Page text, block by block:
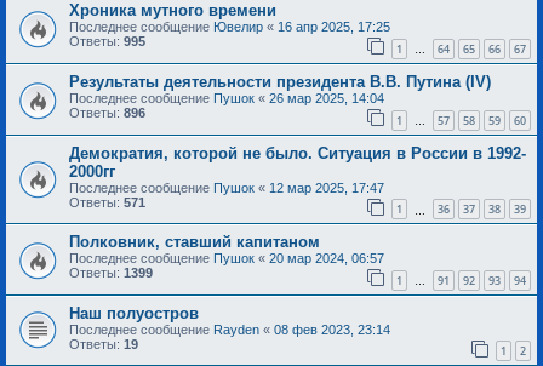
Хроника мутного времени
Последнее сообщение Ювелир « 16 апр 2025, 17:25
Ответы: 995 1 … 64 65 66 67
Результаты деятельности президента В.В. Путина (IV)
Последнее сообщение Пушок « 26 мар 2025, 14:04
Ответы: 896 1 … 57 58 59 60
Демократия, которой не было. Ситуация в России в 1992-
2000гг
Последнее сообщение Пушок « 12 мар 2025, 17:47
Ответы: 571 1 36 37 38 39
Полковник, ставший капитаном
Последнее сообщение Пушок « 20 мар 2024, 06:57
Ответы: 1399 1 … 91 92 93 94
Наш полуостров
Последнее сообщение Rayden « 08 фев 2023, 23:14
Ответы: 19 1 2